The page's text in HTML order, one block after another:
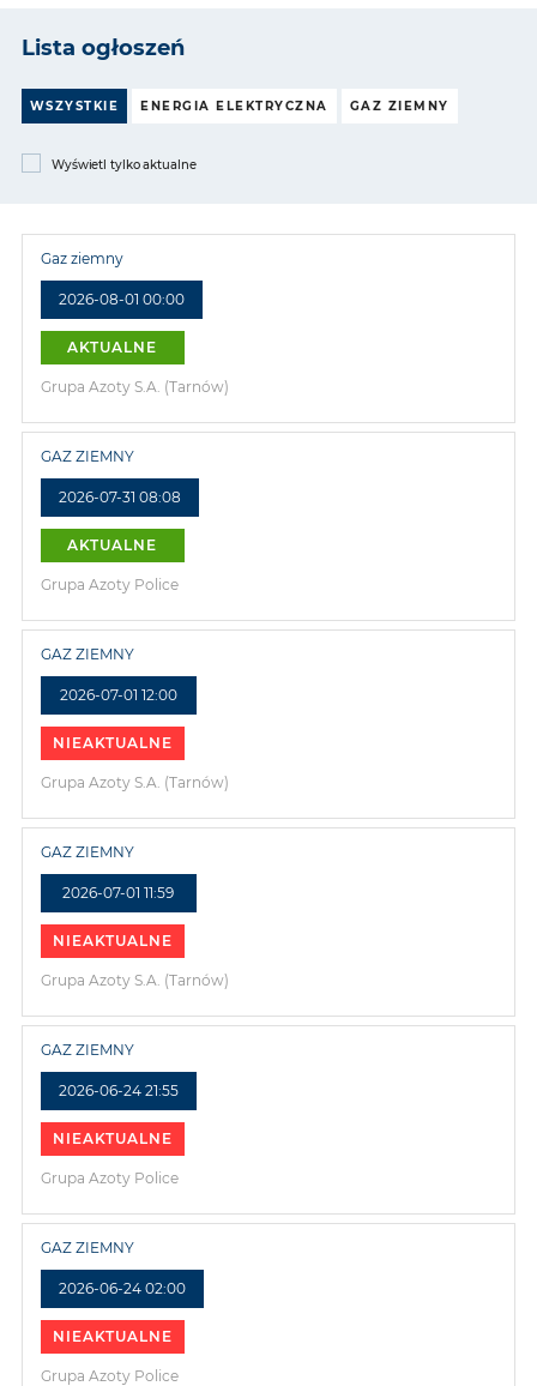
Lista ogłoszeń
WSZYSTKIE ENERGIA ELEKTRYCZNA GAZ ZIEMNY
Wyświetl tylko aktualne
2026-08-01 00:00
Gaz ziemny
AKTUALNE
Grupa Azoty S.A. (Tarnów)
2026-07-31 08:08
GAZ ZIEMNY
AKTUALNE
Grupa Azoty Police
2026-07-01 12:00
GAZ ZIEMNY
NIEAKTUALNE
Grupa Azoty S.A. (Tarnów)
2026-07-01 11:59
GAZ ZIEMNY
NIEAKTUALNE
Grupa Azoty S.A. (Tarnów)
2026-06-24 21:55
GAZ ZIEMNY
NIEAKTUALNE
Grupa Azoty Police
2026-06-24 02:00
GAZ ZIEMNY
NIEAKTUALNE
Grupa Azoty Police